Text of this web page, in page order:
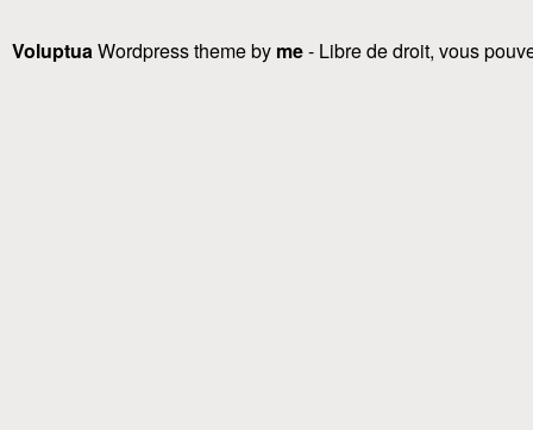
VoluptuaWordpress theme by me- Libre de droit, vous